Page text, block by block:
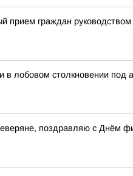
прием граждан
в лобовом столкновении под
поздравляю с Днём